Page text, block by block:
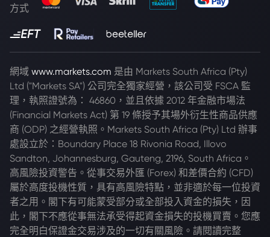
方式
網域 www.markets.com 是由 Markets South Africa (Pty)
Ltd ("Markets SA") 公司完全獨家經營，該公司受 FSCA 監
理，執照證號為： 46860，並且依據 2012 年金融市場法
(Financial Markets Act) 第 19 條授予其場外衍生性商品供應
商 (ODP) 之經營執照。Markets South Africa (Pty) Ltd 辦事
處設立於：Boundary Place 18 Rivonia Road, Illovo
Sandton, Johannesburg, Gauteng, 2196, South Africa。
高風險投資警告。從事交易外匯 (Forex) 和差價合約 (CFD)
屬於高度投機性質，具有高風險特點，並非適於每一位投資
者之用。閣下有可能蒙受部分或全部投入資金的損失，因
此，閣下不應從事無法承受得起資金損失的投機買賣。您應
完全明白保證金交易涉及的一切有關風險。請閱讀完整